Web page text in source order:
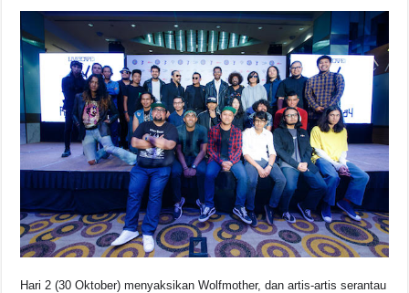
Hari 2 (30 Oktober) menyaksikan Wolfmother, dan artis-artis serantau